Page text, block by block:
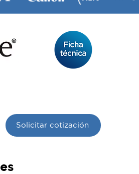
Solicitar cotización